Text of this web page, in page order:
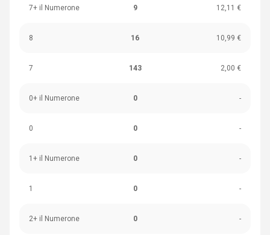
7+ il Numerone 9 12,11 €
8 16 10,99 €
7 143 2,00 €
0+ il Numerone 0 -
0 0 -
1+ il Numerone 0 -
1 0 -
2+ il Numerone 0 -